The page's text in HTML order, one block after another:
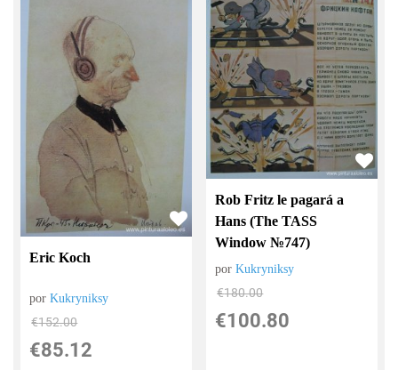
Eric Koch
porKukryniksy
€152.00
€85.12
Rob Fritz le pagará a
Hans (The TASS
Window №747)
porKukryniksy
€180.00
€100.80